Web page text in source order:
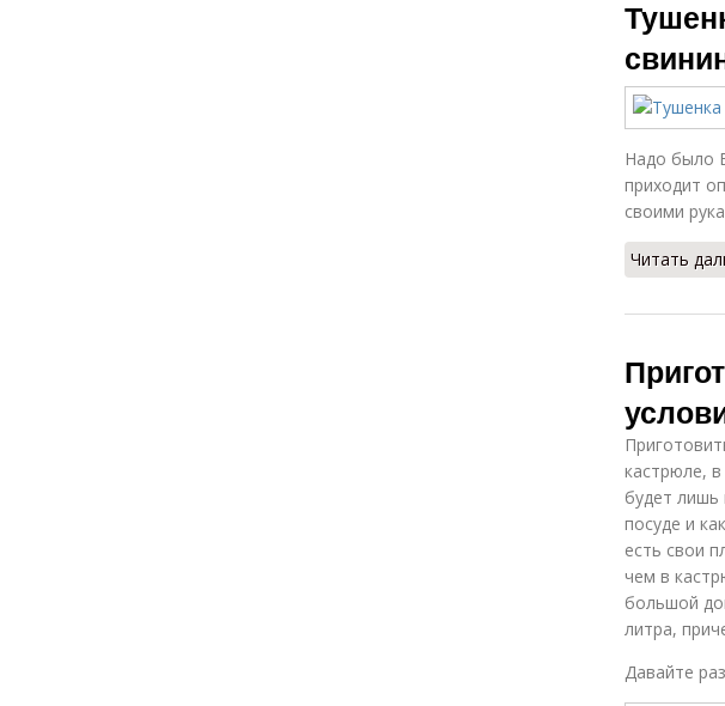
Надо было
приходит
своими
Читать
кастрюле,
будет лишь
посуде и
есть свои
чем в
большой
литра,
Давайте